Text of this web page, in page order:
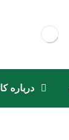
درباره